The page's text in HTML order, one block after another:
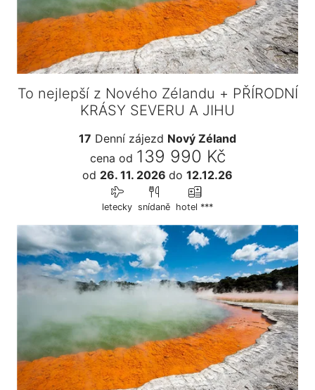
To nejlepší z Nového Zélandu + PŘÍRODNÍ
KRÁSY SEVERU A JIHU
17 Denní zájezd Nový Zéland
cena od 139 990 Kč
od 26. 11. 2026 do 12.12.26
letecky snídaně hotel ***